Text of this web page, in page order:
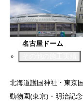
名古屋ドーム
北海道護国神社・東京
動物園(東京)・明治記